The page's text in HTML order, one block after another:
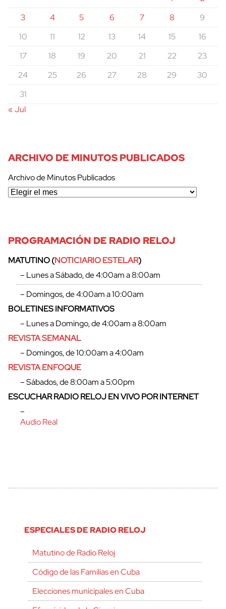
3
4 5 6 7 8
9
10
11 12 13 14 15
16
17
18 19 20 21 22
23
24
25 26 27 28 29
30
31
« Jul
ARCHIVO DE MINUTOS PUBLICADOS
Archivo de Minutos Publicados
PROGRAMACIÓN DE RADIO RELOJ
MATUTINO (NOTICIARIO ESTELAR)
– Lunes a Sábado, de 4:00am a 8:00am
– Domingos, de 4:00am a 10:00am
BOLETINES INFORMATIVOS
– Lunes a Domingo, de 4:00am a 8:00am
REVISTA SEMANAL
– Domingos, de 10:00am a 4:00am
REVISTA ENFOQUE
– Sábados, de 8:00am a 5:00pm
ESCUCHAR RADIO RELOJ EN VIVO POR INTERNET
–
Audio Real
ESPECIALES DE RADIO RELOJ
Matutino de Radio Reloj
Código de las Familias en Cuba
Elecciones municipales en Cuba